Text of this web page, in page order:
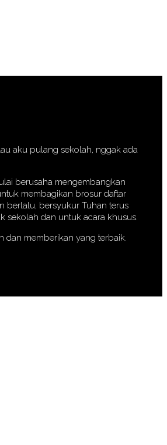
aku pulang sekolah, nggak ada
berusaha mengembangkan
membagikan brosur daftar
berlalu, bersyukur Tuhan terus
sekolah dan untuk acara khusus.
dan memberikan yang terbaik.